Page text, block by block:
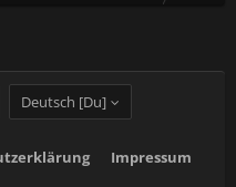
Deutsch [Du]
Impressum